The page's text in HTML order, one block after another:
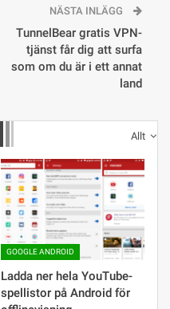
NÄSTA INLÄGG
TunnelBear gratis VPN-
tjänst får dig att surfa
som om du är i ett annat
land
Allt
GOOGLE ANDROID
Ladda ner hela YouTube-
spellistor på Android för